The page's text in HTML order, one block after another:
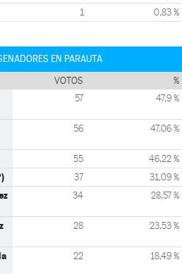
1 0,83 %
EN PARAUTA
VOTOS %
57 47,9 %
56 47,06 %
55 46,22 %
37 31,09 %
34 28,57 %
28 23,53 %
22 18,49 %